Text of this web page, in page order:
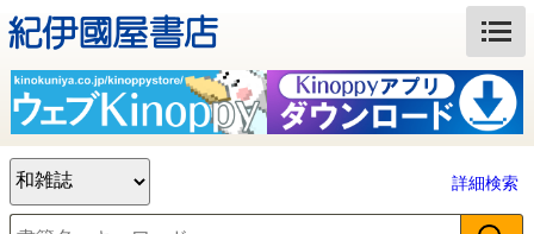
詳細検索